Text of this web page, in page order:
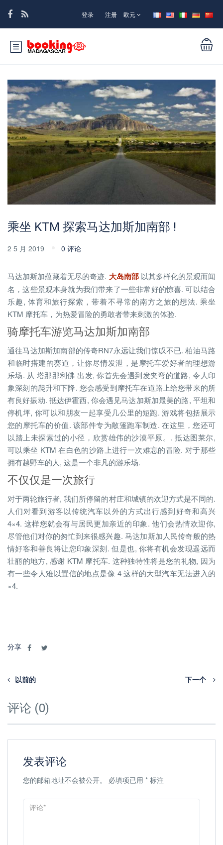
登录 注册 欧元
乘坐 KTM 探索马达加斯加南部 !
2 5 月 2019 0 评论
马达加斯加蕴藏着无尽的奇迹. 大岛南部以其多样化的景观而闻
名，这些景观本身就为我们带来了一些非常好的惊喜. 可以结合
乐趣, 体育和旅行探索，带着不寻常的南方之旅的想法. 乘坐
KTM 摩托车，为热爱冒险的勇敢者带来刺激的体验.
骑摩托车游览马达加斯加南部
通往马达加斯加南部的传奇RN7永远让我们惊叹不已. 柏油马路
和临时搭建的赛道，让你尽情发泄，是摩托车爱好者的理想游
乐场. 从 塔那那利佛 出发, 你首先会遇到发夹弯的道路, 令人印
象深刻的爬升和下降. 您会感受到摩托车在道路上给您带来的所
有良好振动. 抵达伊霍西, 你会遇见马达加斯加最美的路, 平坦和
停机坪, 你可以和朋友一起享受几公里的短跑. 游戏将包括展示
您的摩托车的价值. 该部件专为敞篷跑车制造. 在这里，您还可
以踏上未探索过的小径，欣赏雄伟的沙漠平原。. 抵达图莱尔,
可以乘坐 KTM 在白色的沙路上进行一次难忘的冒险. 对于那些
拥有越野车的人, 这是一个非凡的游乐场.
不仅仅是一次旅行
对于两轮旅行者, 我们所停留的村庄和城镇的欢迎方式是不同的.
人们对看到游客以传统汽车以外的方式出行感到好奇和高兴
4×4. 这样您就会有与居民更加亲近的印象. 他们会热情欢迎你,
尽管他们对你的匆忙到来很感兴趣. 马达加斯加人民传奇般的热
情好客和善良将让您印象深刻. 但是也, 你将有机会发现遥远而
壮丽的地方, 感谢 KTM 摩托车. 这种独特性将是您的礼物, 因为
有一些令人难以置信的地点是像 4 这样的大型汽车无法进入的
×4.
分享
以前的 下一个
评论 (0)
发表评论
您的邮箱地址不会被公开。 必填项已用 * 标注